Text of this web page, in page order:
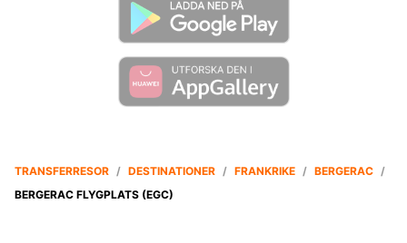
TRANSFERRESOR / DESTINATIONER / FRANKRIKE / BERGERAC /
BERGERAC FLYGPLATS (EGC)